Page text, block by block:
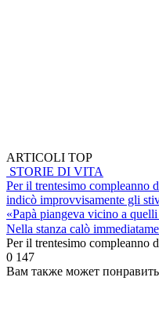
ARTICOLI TOP
STORIE DI VITA
Per il trentesimo compleanno
indicò improvvisamente gli
«Papà piangeva vicino a
Nella stanza calò
Per il trentesimo compleanno
0 147
Вам также может